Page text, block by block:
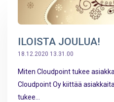
ILOISTA JOULUA!
18.12.2020 13.31.00
Miten Cloudpoint tukee
Cloudpoint Oy kiittää
tukee...